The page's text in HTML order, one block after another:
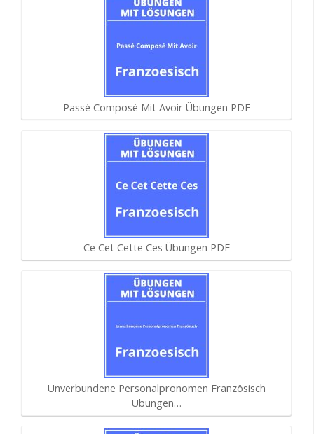
Passé Composé Mit Avoir Übungen PDF
Ce Cet Cette Ces Übungen PDF
Unverbundene Personalpronomen Französisch
Übungen…